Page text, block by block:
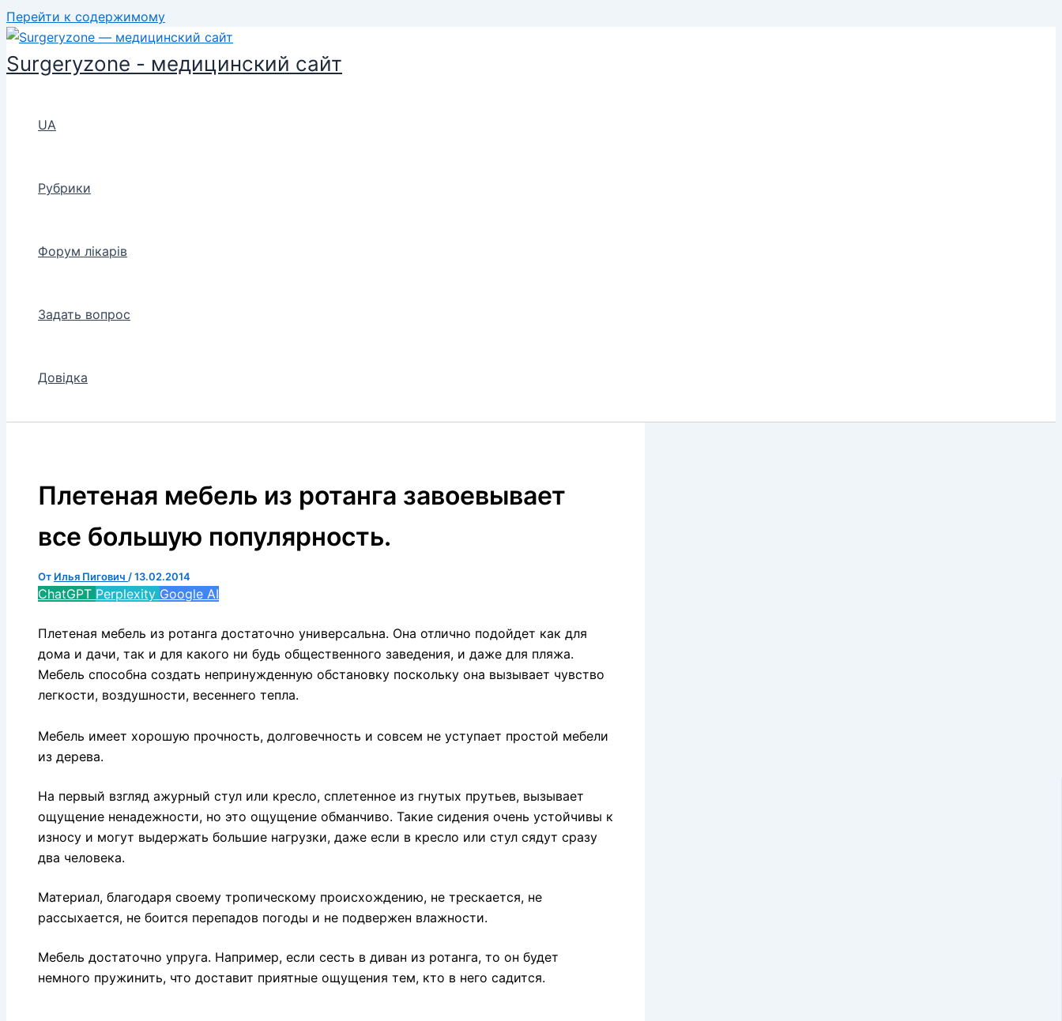
Перейти к содержимому
Surgeryzone - медицинский сайт
UA
Рубрики
Форум лікарів
Задать вопрос
Довідка
Плетеная мебель из ротанга завоевывает
все большую популярность.
От Илья Пигович /13.02.2014
ChatGPT Perplexity Google AI
Плетеная мебель из ротанга достаточно универсальна. Она отлично подойдет как для
дома и дачи, так и для какого ни будь общественного заведения, и даже для пляжа.
Мебель способна создать непринужденную обстановку поскольку она вызывает чувство
легкости, воздушности, весеннего тепла.
Мебель имеет хорошую прочность, долговечность и совсем не уступает простой мебели
из дерева.
На первый взгляд ажурный стул или кресло, сплетенное из гнутых прутьев, вызывает
ощущение ненадежности, но это ощущение обманчиво. Такие сидения очень устойчивы к
износу и могут выдержать большие нагрузки, даже если в кресло или стул сядут сразу
два человека.
Материал, благодаря своему тропическому происхождению, не трескается, не
рассыхается, не боится перепадов погоды и не подвержен влажности.
Мебель достаточно упруга. Например, если сесть в диван из ротанга, то он будет
немного пружинить, что доставит приятные ощущения тем, кто в него садится.